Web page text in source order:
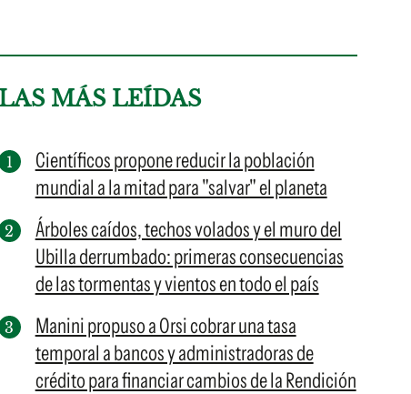
LAS MÁS LEÍDAS
Científicos propone reducir la población
mundial a la mitad para "salvar" el planeta
Árboles caídos, techos volados y el muro del
Ubilla derrumbado: primeras consecuencias
de las tormentas y vientos en todo el país
Manini propuso a Orsi cobrar una tasa
temporal a bancos y administradoras de
crédito para financiar cambios de la Rendición